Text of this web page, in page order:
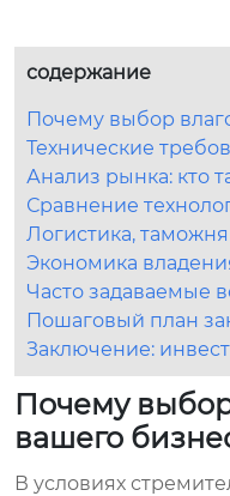
содержание
Почему выбор
Технические
Анализ рынка: кто
Сравнение
Логистика,
Экономика
Часто задаваемые
Пошаговый план
Заключение:
Почему
вашего
В условиях